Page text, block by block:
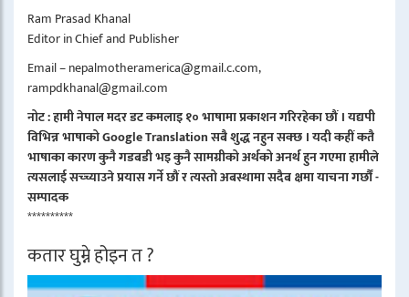
Ram Prasad Khanal
Editor in Chief and Publisher
Email – nepalmotheramerica@gmail.c.com,
rampdkhanal@gmail.com
नोट : हामी नेपाल मदर डट कमलाइ १० भाषामा प्रकाशन गरिरहेका छौं । यद्यपी
विभिन्न भाषाको Google Translation सबै शुद्ध नहुन सक्छ । यदी कहीं कतै
भाषाका कारण कुनै गडबडी भइ कुनै सामग्रीको अर्थको अनर्थ हुन गएमा हामीले
त्यसलाई सच्च्याउने प्रयास गर्ने छौं र त्यस्तो अबस्थामा सदैब क्षमा याचना गर्छौं -
सम्पादक
**********
कतार घुम्ने होइन त ?